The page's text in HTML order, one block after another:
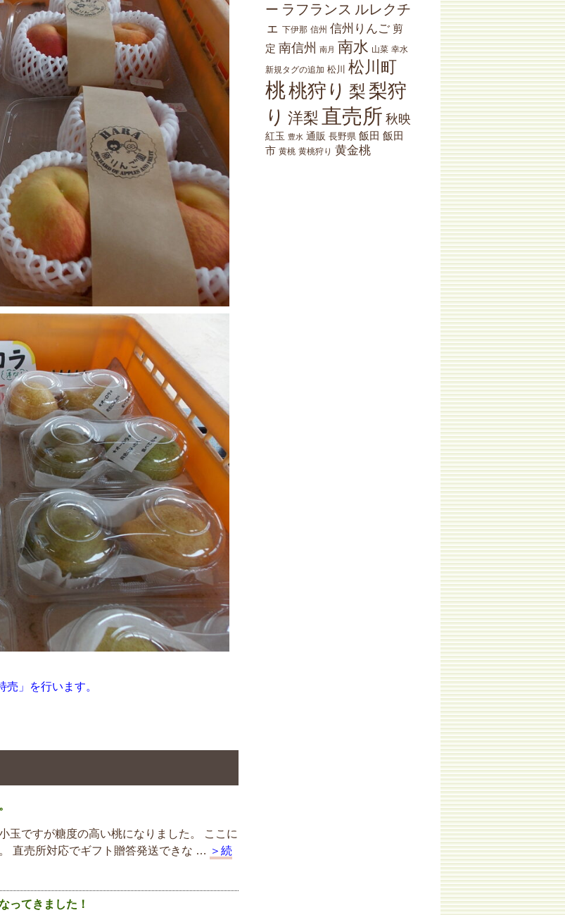
」を行います。
玉ですが糖度の高い桃になりました。 ここに
直売所対応でギフト贈答発送できな … ＞続
ってきました！
ー ラフランス ルレクチ
ェ 下伊那 信州 信州りんご 剪
定 南信州 南月 南水 山菜 幸水
新規タグの追加 松川 松川町
桃桃狩り 梨 梨狩
り 洋梨 直売所 秋映
紅玉 豊水 通販 長野県 飯田 飯田
市 黄桃 黄桃狩り 黄金桃